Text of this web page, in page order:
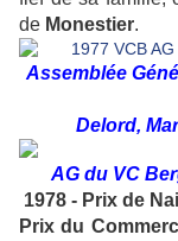
de Monestier.
Assemblée
Delord,
AG du VC
1978 - Prix de
Prix du